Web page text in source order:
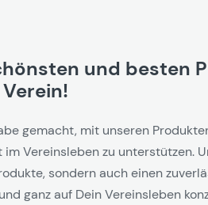
und besten
gemacht, mit unseren
Vereinsleben zu unterstützen.
sondern auch einen
ganz auf Dein Vereinsleben